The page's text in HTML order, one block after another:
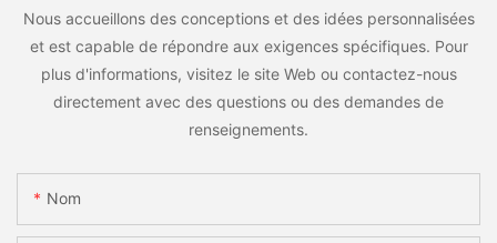
Nous accueillons des conceptions et des idées personnalisées
et est capable de répondre aux exigences spécifiques. Pour
plus d'informations, visitez le site Web ou contactez-nous
directement avec des questions ou des demandes de
renseignements.
Nom